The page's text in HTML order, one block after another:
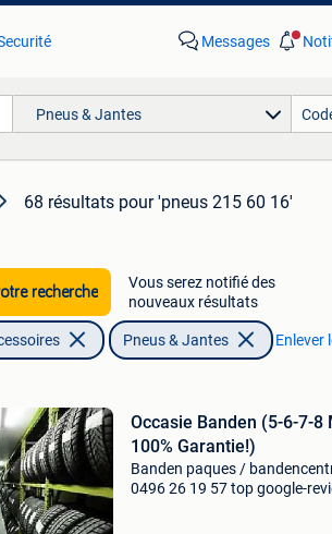
Messages
Pneus & Jantes
68 résultats pour 'pneus 215 60 16'
recherche
Vous serez notifié des
nouveaux résultats
Pneus & Jantes Enlever
Occasie Banden (5-6-7-
100% Garantie!)
Banden paques /
0496 26 19 57 top google-